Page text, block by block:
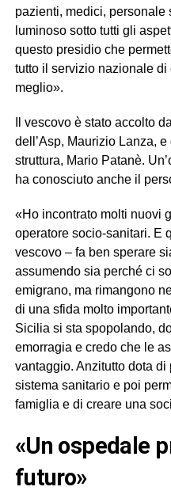
pazienti, medici, personale
luminoso sotto tutti gli
questo presidio che
tutto il servizio nazionale di
meglio».
Il vescovo è stato accolto
dell’Asp, Maurizio Lanza,
struttura, Mario Patanè.
ha conosciuto anche il
«Ho incontrato molti nuovi
operatore socio-sanitari. E
vescovo – fa ben sperare
assumendo sia perché ci
emigrano, ma rimangono
di una sfida molto
Sicilia si sta spopolando,
emorragia e credo che le
vantaggio. Anzitutto dota di
sistema sanitario e poi
famiglia e di creare una
«Un ospedale
futuro»